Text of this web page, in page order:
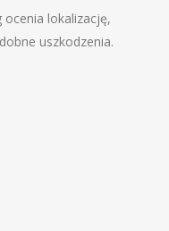
lokalizację,
uszkodzenia.